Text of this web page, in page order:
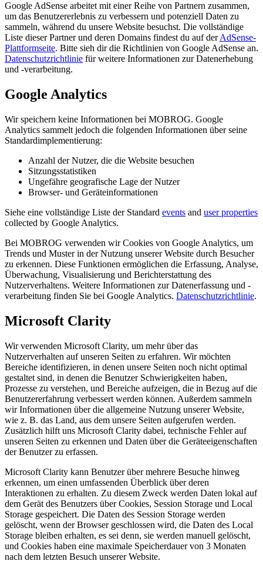
Google AdSense arbeitet mit einer Reihe von Partnern zusammen,
um das Benutzererlebnis zu verbessern und potenziell Daten zu
sammeln, während du unsere Website besuchst. Die vollständige
Liste dieser Partner und deren Domains findest du auf derAdSense-
Plattformseite. Bitte sieh dir die Richtlinien von Google AdSense an.
Datenschutzrichtlinie für weitere Informationen zur Datenerhebung
und -verarbeitung.
Google Analytics
Wir speichern keine Informationen bei MOBROG. Google
Analytics sammelt jedoch die folgenden Informationen über seine
Standardimplementierung:
Anzahl der Nutzer, die die Website besuchen
Sitzungsstatistiken
Ungefähre geografische Lage der Nutzer
Browser- und Geräteinformationen
Siehe eine vollständige Liste der Standard events and user properties
collected by Google Analytics.
Bei MOBROG verwenden wir Cookies von Google Analytics, um
Trends und Muster in der Nutzung unserer Website durch Besucher
zu erkennen. Diese Funktionen ermöglichen die Erfassung, Analyse,
Überwachung, Visualisierung und Berichterstattung des
Nutzerverhaltens. Weitere Informationen zur Datenerfassung und -
verarbeitung finden Sie bei Google Analytics. Datenschutzrichtlinie.
Microsoft Clarity
Wir verwenden Microsoft Clarity, um mehr über das
Nutzerverhalten auf unseren Seiten zu erfahren. Wir möchten
Bereiche identifizieren, in denen unsere Seiten noch nicht optimal
gestaltet sind, in denen die Benutzer Schwierigkeiten haben,
Prozesse zu verstehen, und Bereiche aufzeigen, die in Bezug auf die
Benutzererfahrung verbessert werden können. Außerdem sammeln
wir Informationen über die allgemeine Nutzung unserer Website,
wie z. B. das Land, aus dem unsere Seiten aufgerufen werden.
Zusätzlich hilft uns Microsoft Clarity dabei, technische Fehler auf
unseren Seiten zu erkennen und Daten über die Geräteeigenschaften
der Benutzer zu erfassen.
Microsoft Clarity kann Benutzer über mehrere Besuche hinweg
erkennen, um einen umfassenden Überblick über deren
Interaktionen zu erhalten. Zu diesem Zweck werden Daten lokal auf
dem Gerät des Benutzers über Cookies, Session Storage und Local
Storage gespeichert. Die Daten des Session Storage werden
gelöscht, wenn der Browser geschlossen wird, die Daten des Local
Storage bleiben erhalten, es sei denn, sie werden manuell gelöscht,
und Cookies haben eine maximale Speicherdauer von 3 Monaten
nach dem letzten Besuch unserer Website.